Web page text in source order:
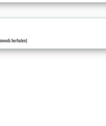
herhalen)